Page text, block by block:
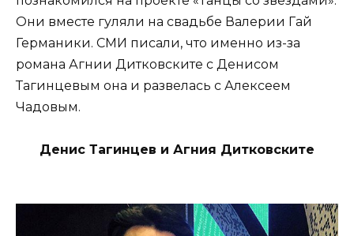
Они вместе гуляли на свадьбе Валерии Гай
Германики. СМИ писали, что именно из-за
романа Агнии Дитковските с Денисом
Тагинцевым она и развелась с Алексеем
Чадовым.
Денис Тагинцев и Агния Дитковските